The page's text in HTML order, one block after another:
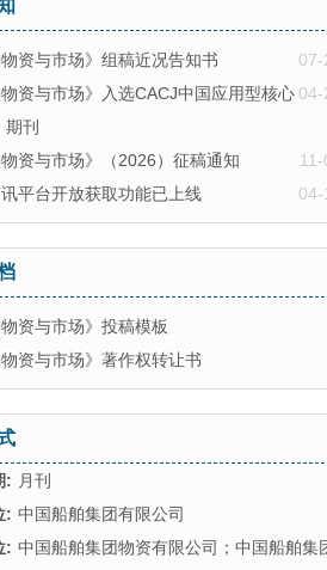
07-
物资与市场》组稿近况告知书
04-
物资与市场》入选CACJ中国应用型核心
期刊
物资与市场》（2026）征稿通知
04-
平台开放获取功能已上线
物资与市场》投稿模板
物资与市场》著作权转让书
: 月刊
: 中国船舶集团有限公司
: 中国船舶集团物资有限公司；中国船舶集